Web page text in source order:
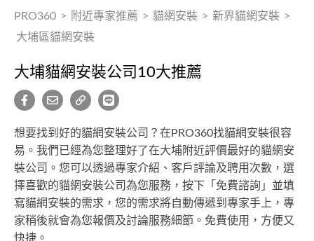
PRO360 > 附近專家推薦 > 貓網安裝 > 新界貓網安裝 >
大埔區貓網安裝
大埔貓網安裝公司10大推薦
想要找到好的貓網安裝公司？在PRO360找貓網安裝很容
易。我們已經為您整理好了在大埔附近評價最好的貓網安
裝公司。您可以透過專家介紹、客戶評論及聘用次數，選
擇喜歡的貓網安裝公司為您服務，按下「免費諮詢」並填
寫貓網安裝的需求，您的需求將自動傳遞到專家手上，專
家稍後就會為您報價及討論服務細節。免費使用，方便又
快捷。